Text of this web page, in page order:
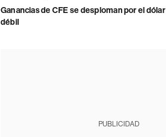
Ganancias de CFE se desploman por el dólar
débil
PUBLICIDAD